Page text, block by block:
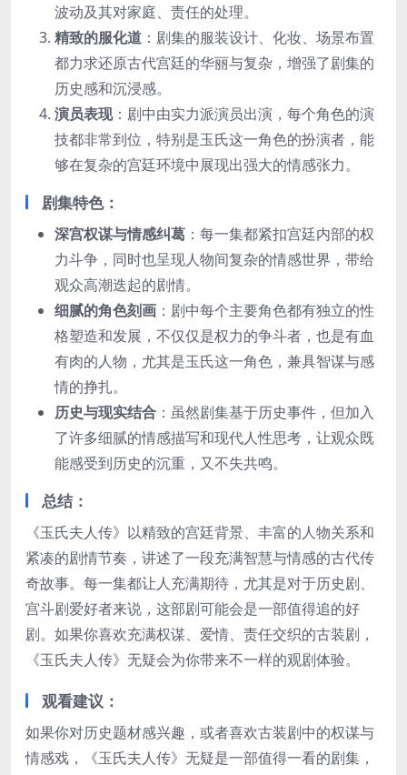
波动及其对家庭、责任的处理。
精致的服化道 ：剧集的服装设计、化妆、场景布置
都力求还原古代宫廷的华丽与复杂，增强了剧集的
历史感和沉浸感。
演员表现：剧中由实力派演员出演，每个角色的演
技都非常到位，特别是玉氏这一角色的扮演者，能
够在复杂的宫廷环境中展现出强大的情感张力。
剧集特色：
深宫权谋与情感纠葛 ：每一集都紧扣宫廷内部的权
力斗争，同时也呈现人物间复杂的情感世界，带给
观众高潮迭起的剧情。
细腻的角色刻画 ：剧中每个主要角色都有独立的性
格塑造和发展，不仅仅是权力的争斗者，也是有血
有肉的人物，尤其是玉氏这一角色，兼具智谋与感
情的挣扎。
历史与现实结合 ：虽然剧集基于历史事件，但加入
了许多细腻的情感描写和现代人性思考，让观众既
能感受到历史的沉重，又不失共鸣。
总结：
《玉氏夫人传》以精致的宫廷背景、丰富的人物关系和
紧凑的剧情节奏，讲述了一段充满智慧与情感的古代传
奇故事。每一集都让人充满期待，尤其是对于历史剧、
宫斗剧爱好者来说，这部剧可能会是一部值得追的好
剧。如果你喜欢充满权谋、爱情、责任交织的古装剧，
《玉氏夫人传》无疑会为你带来不一样的观剧体验。
观看建议 ：
如果你对历史题材感兴趣，或者喜欢古装剧中的权谋与
情感戏，《玉氏夫人传》无疑是一部值得一看的剧集，